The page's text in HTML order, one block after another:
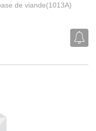
de viande(1013A)